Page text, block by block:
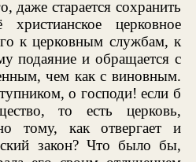
даже старается сохранить
церковное
к церковным службам, к
подаяние и обращается с
чем как с виновным.
о господи! если б
то есть церковь,
тому, как отвергает и
закон? Что было бы,